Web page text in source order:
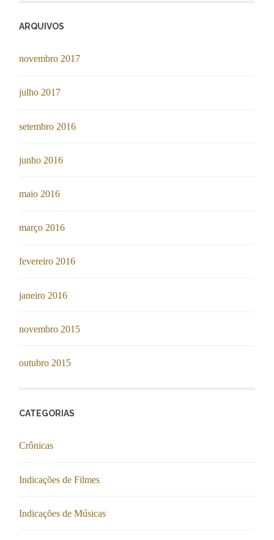
ARQUIVOS
novembro 2017
julho 2017
setembro 2016
junho 2016
maio 2016
março 2016
fevereiro 2016
janeiro 2016
novembro 2015
outubro 2015
CATEGORIAS
Crônicas
Indicações de Filmes
Indicações de Músicas